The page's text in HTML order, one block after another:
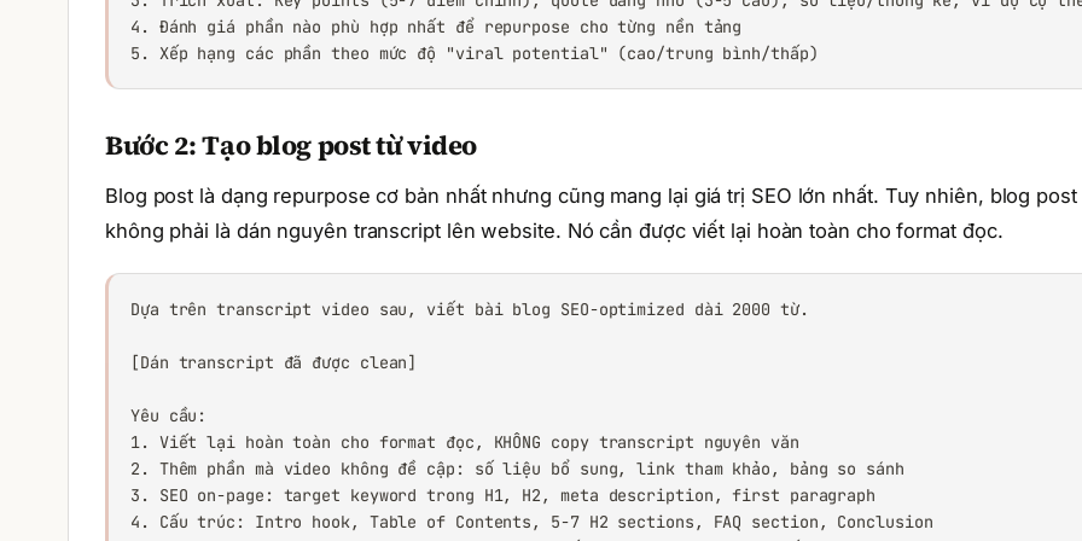
4. Đánh giá phần nào phù hợp nhất để repurpose cho từng nền tảng
5. Xếp hạng các phần theo mức độ "viral potential" (cao/trung bình/thấp)
Bước 2: Tạo blog post từ video
Blog post là dạng repurpose cơ bản nhất nhưng cũng mang lại giá trị SEO lớn nhất. Tuy nhiên, blog post
không phải là dán nguyên transcript lên website. Nó cần được viết lại hoàn toàn cho format đọc.
Dựa trên transcript video sau, viết bài blog SEO-optimized dài 2000 từ.
[Dán transcript đã được clean]
Yêu cầu:
1. Viết lại hoàn toàn cho format đọc, KHÔNG copy transcript nguyên văn
2. Thêm phần mà video không đề cập: số liệu bổ sung, link tham khảo, bảng so sánh
3. SEO on-page: target keyword trong H1, H2, meta description, first paragraph
4. Cấu trúc: Intro hook, Table of Contents, 5-7 H2 sections, FAQ section, Conclusion